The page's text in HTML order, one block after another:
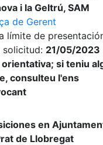
i la Geltrú, SAM
de Gerent
límite de
solicitud: 21/05/2023
orientativa; si teniu
consulteu l'ens
en
de Llobregat